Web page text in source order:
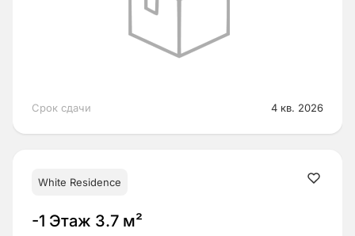
Срок сдачи 4 кв. 2026
White Residence
-1 Этаж 3.7 м²
* Обязательные поля
данных.